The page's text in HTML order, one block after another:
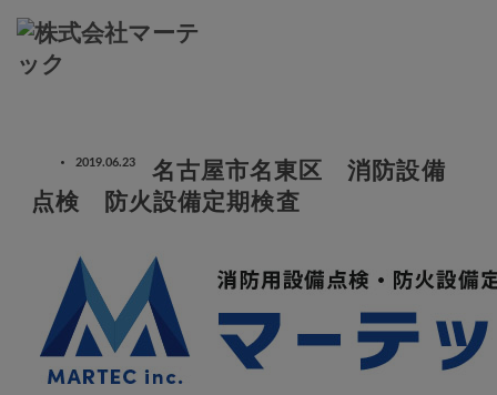
ホーム
名古屋市名東区 消防設備点検 防火設備定期検査
2019.06.23
名古屋市名東区 消防設備
点検 防火設備定期検査